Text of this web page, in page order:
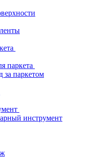
паркета
за паркетом
инструмент